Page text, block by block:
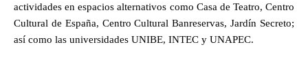
actividades en espacios alternativos como Casa de Teatro, Centro
Cultural de España, Centro Cultural Banreservas, Jardín Secreto;
así como las universidades UNIBE, INTEC y UNAPEC.